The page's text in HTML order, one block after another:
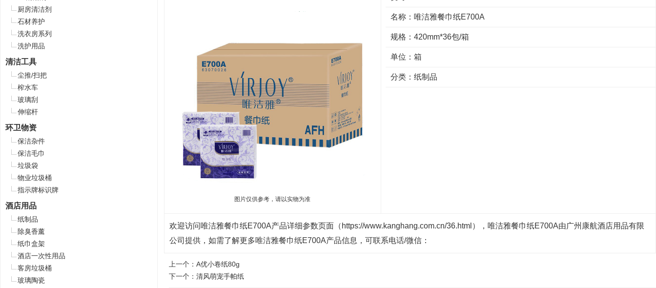
图片仅供参考，请以实物为准
名称：唯洁雅餐巾纸E700A
规格：420mm*36包/箱
单位：箱
分类： 纸制品
欢迎访问唯洁雅餐巾纸E700A产品详细参数页面（https://www.kanghang.com.cn/36.html），唯洁雅餐巾纸E700A由广州康航酒店用品有限
公司提供，如需了解更多唯洁雅餐巾纸E700A产品信息，可联系电话/微信：
上一个： A优小卷纸80g
下一个： 清风萌宠手帕纸
厨房清洁剂
石材养护
洗衣房系列
洗护用品
清洁工具
尘推/扫把
榨水车
玻璃刮
伸缩杆
环卫物资
保洁杂件
保洁毛巾
垃圾袋
物业垃圾桶
指示牌标识牌
酒店用品
纸制品
除臭香薰
纸巾盒架
酒店一次性用品
客房垃圾桶
玻璃陶瓷